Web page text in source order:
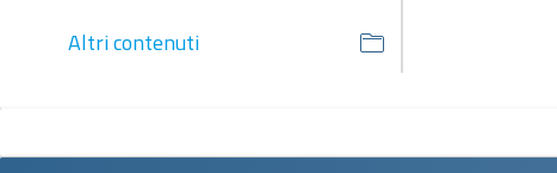
Altri contenuti